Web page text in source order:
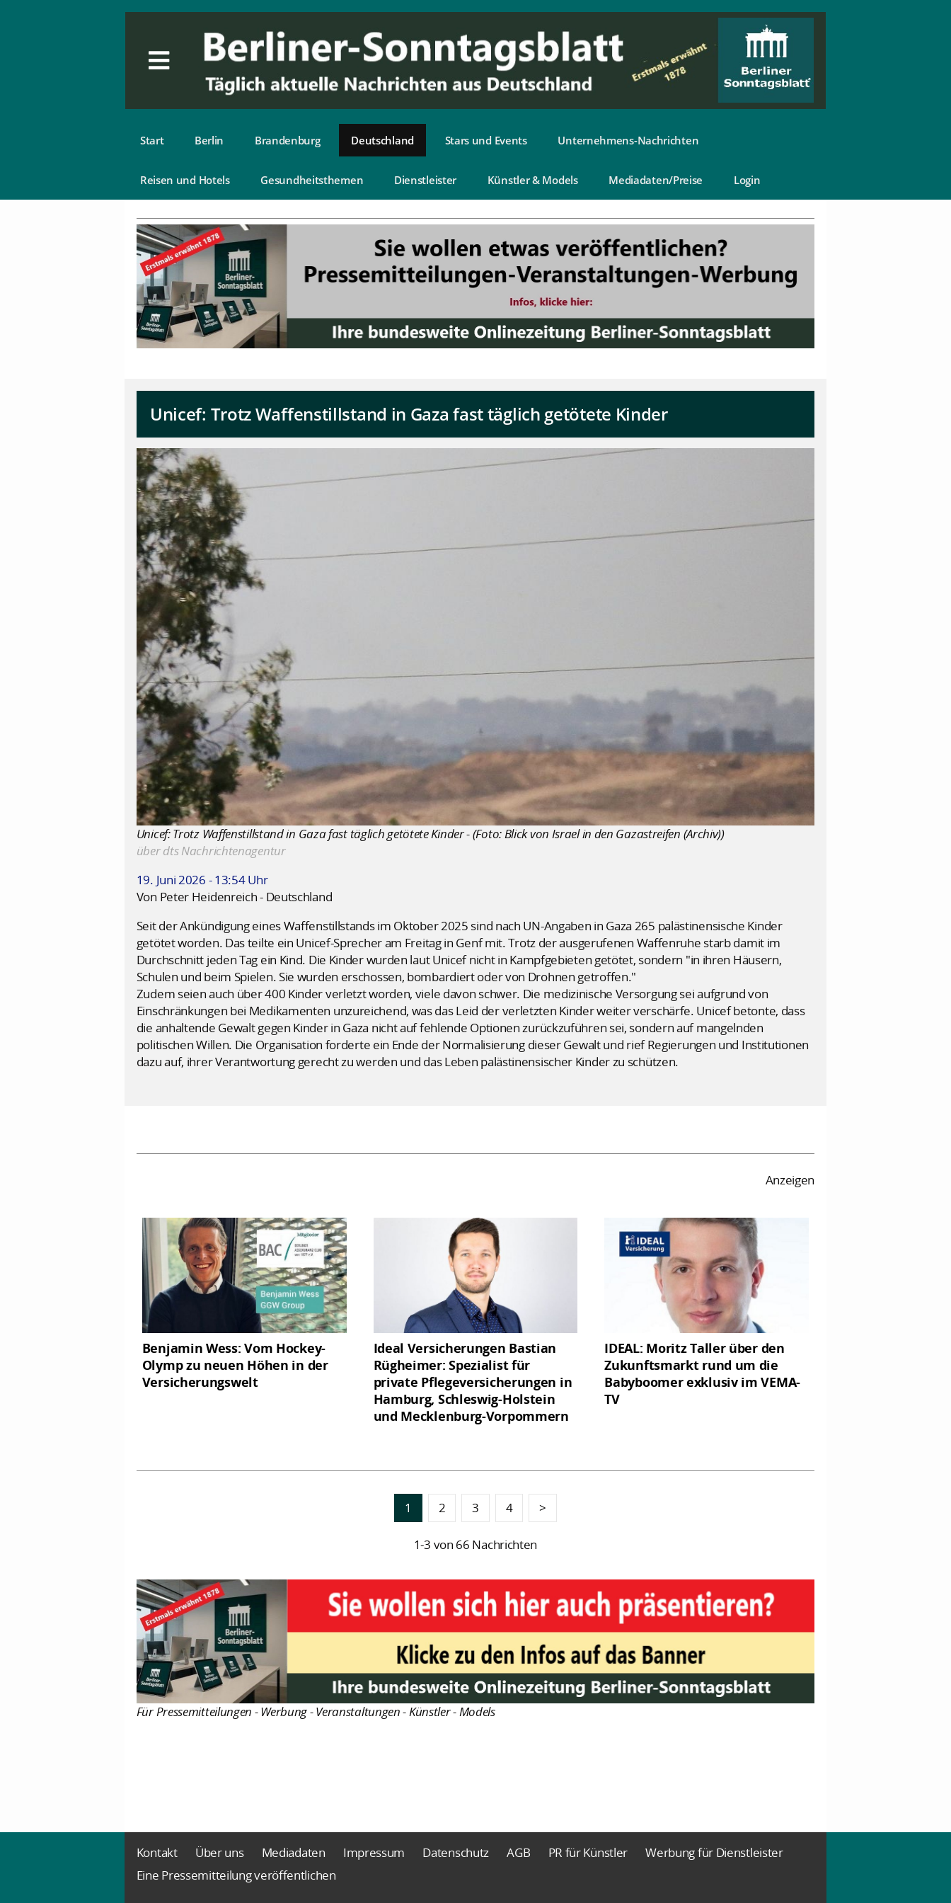
Start Berlin Brandenburg Deutschland Stars und Events Unternehmens-Nachrichten
Reisen und Hotels Gesundheitsthemen Dienstleister Künstler & Models Mediadaten/Preise Login
Unicef: Trotz Waffenstillstand in Gaza fast täglich getötete Kinder
Unicef: Trotz Waffenstillstand in Gaza fast täglich getötete Kinder - (Foto: Blick von Israel in den Gazastreifen (Archiv))
über dts Nachrichtenagentur
19. Juni 2026 - 13:54 Uhr
Von Peter Heidenreich - Deutschland
Seit der Ankündigung eines Waffenstillstands im Oktober 2025 sind nach UN-Angaben in Gaza 265 palästinensische Kinder
getötet worden. Das teilte ein Unicef-Sprecher am Freitag in Genf mit. Trotz der ausgerufenen Waffenruhe starb damit im
Durchschnitt jeden Tag ein Kind. Die Kinder wurden laut Unicef nicht in Kampfgebieten getötet, sondern "in ihren Häusern,
Schulen und beim Spielen. Sie wurden erschossen, bombardiert oder von Drohnen getroffen."
Zudem seien auch über 400 Kinder verletzt worden, viele davon schwer. Die medizinische Versorgung sei aufgrund von
Einschränkungen bei Medikamenten unzureichend, was das Leid der verletzten Kinder weiter verschärfe. Unicef betonte, dass
die anhaltende Gewalt gegen Kinder in Gaza nicht auf fehlende Optionen zurückzuführen sei, sondern auf mangelnden
politischen Willen. Die Organisation forderte ein Ende der Normalisierung dieser Gewalt und rief Regierungen und Institutionen
dazu auf, ihrer Verantwortung gerecht zu werden und das Leben palästinensischer Kinder zu schützen.
Anzeigen
Benjamin Wess: Vom Hockey-
Olymp zu neuen Höhen in der
Versicherungswelt
Ideal Versicherungen Bastian
Rügheimer: Spezialist für
private Pflegeversicherungen in
Hamburg, Schleswig-Holstein
und Mecklenburg-Vorpommern
IDEAL: Moritz Taller über den
Zukunftsmarkt rund um die
Babyboomer exklusiv im VEMA-
TV
1 2 3 4 >
1-3 von 66 Nachrichten
Für Pressemitteilungen - Werbung - Veranstaltungen - Künstler - Models
Kontakt Über uns Mediadaten Impressum Datenschutz AGB PR für Künstler
Werbung für Dienstleister
Eine Pressemitteilung veröffentlichen